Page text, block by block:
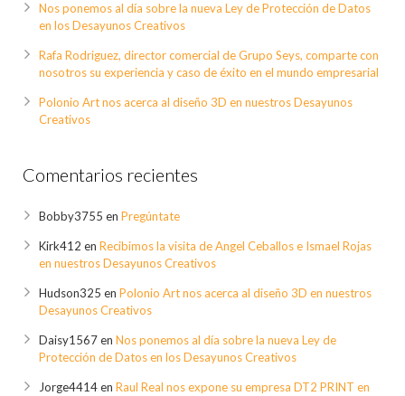
Nos ponemos al día sobre la nueva Ley de Protección de Datos
en los Desayunos Creativos
Rafa Rodriguez, director comercial de Grupo Seys, comparte con
nosotros su experiencia y caso de éxito en el mundo empresarial
Polonio Art nos acerca al diseño 3D en nuestros Desayunos
Creativos
Comentarios recientes
Bobby3755 en Pregúntate
Kirk412 en Recibimos la visita de Angel Ceballos e Ismael Rojas
en nuestros Desayunos Creativos
Hudson325 en Polonio Art nos acerca al diseño 3D en nuestros
Desayunos Creativos
Daisy1567en Nos ponemos al día sobre la nueva Ley de
Protección de Datos en los Desayunos Creativos
Jorge4414en Raul Real nos expone su empresa DT2 PRINT en